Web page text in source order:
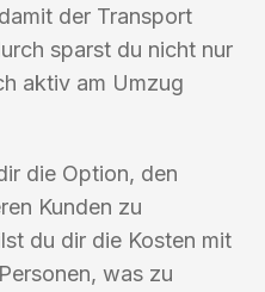
der Transport
sparst du nicht nur
aktiv am Umzug
die Option, den
Kunden zu
du dir die Kosten mit
was zu